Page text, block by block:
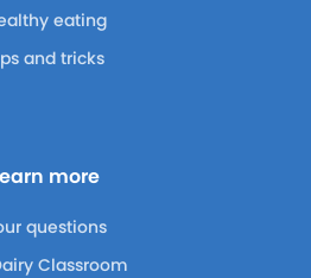
eating
and tricks
more
questions
Classroom